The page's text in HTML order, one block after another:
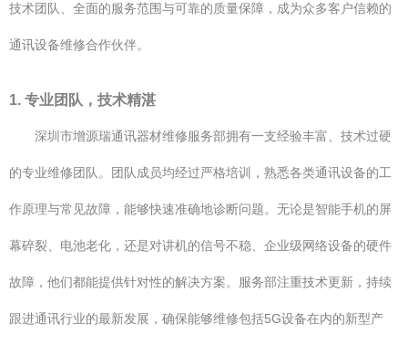
技术团队、全面的服务范围与可靠的质量保障，成为众多客户信赖的
通讯设备维修合作伙伴。
1. 专业团队，技术精湛
深圳市增源瑞通讯器材维修服务部拥有一支经验丰富、技术过硬
的专业维修团队。团队成员均经过严格培训，熟悉各类通讯设备的工
作原理与常见故障，能够快速准确地诊断问题。无论是智能手机的屏
幕碎裂、电池老化，还是对讲机的信号不稳、企业级网络设备的硬件
故障，他们都能提供针对性的解决方案。服务部注重技术更新，持续
跟进通讯行业的最新发展，确保能够维修包括5G设备在内的新型产